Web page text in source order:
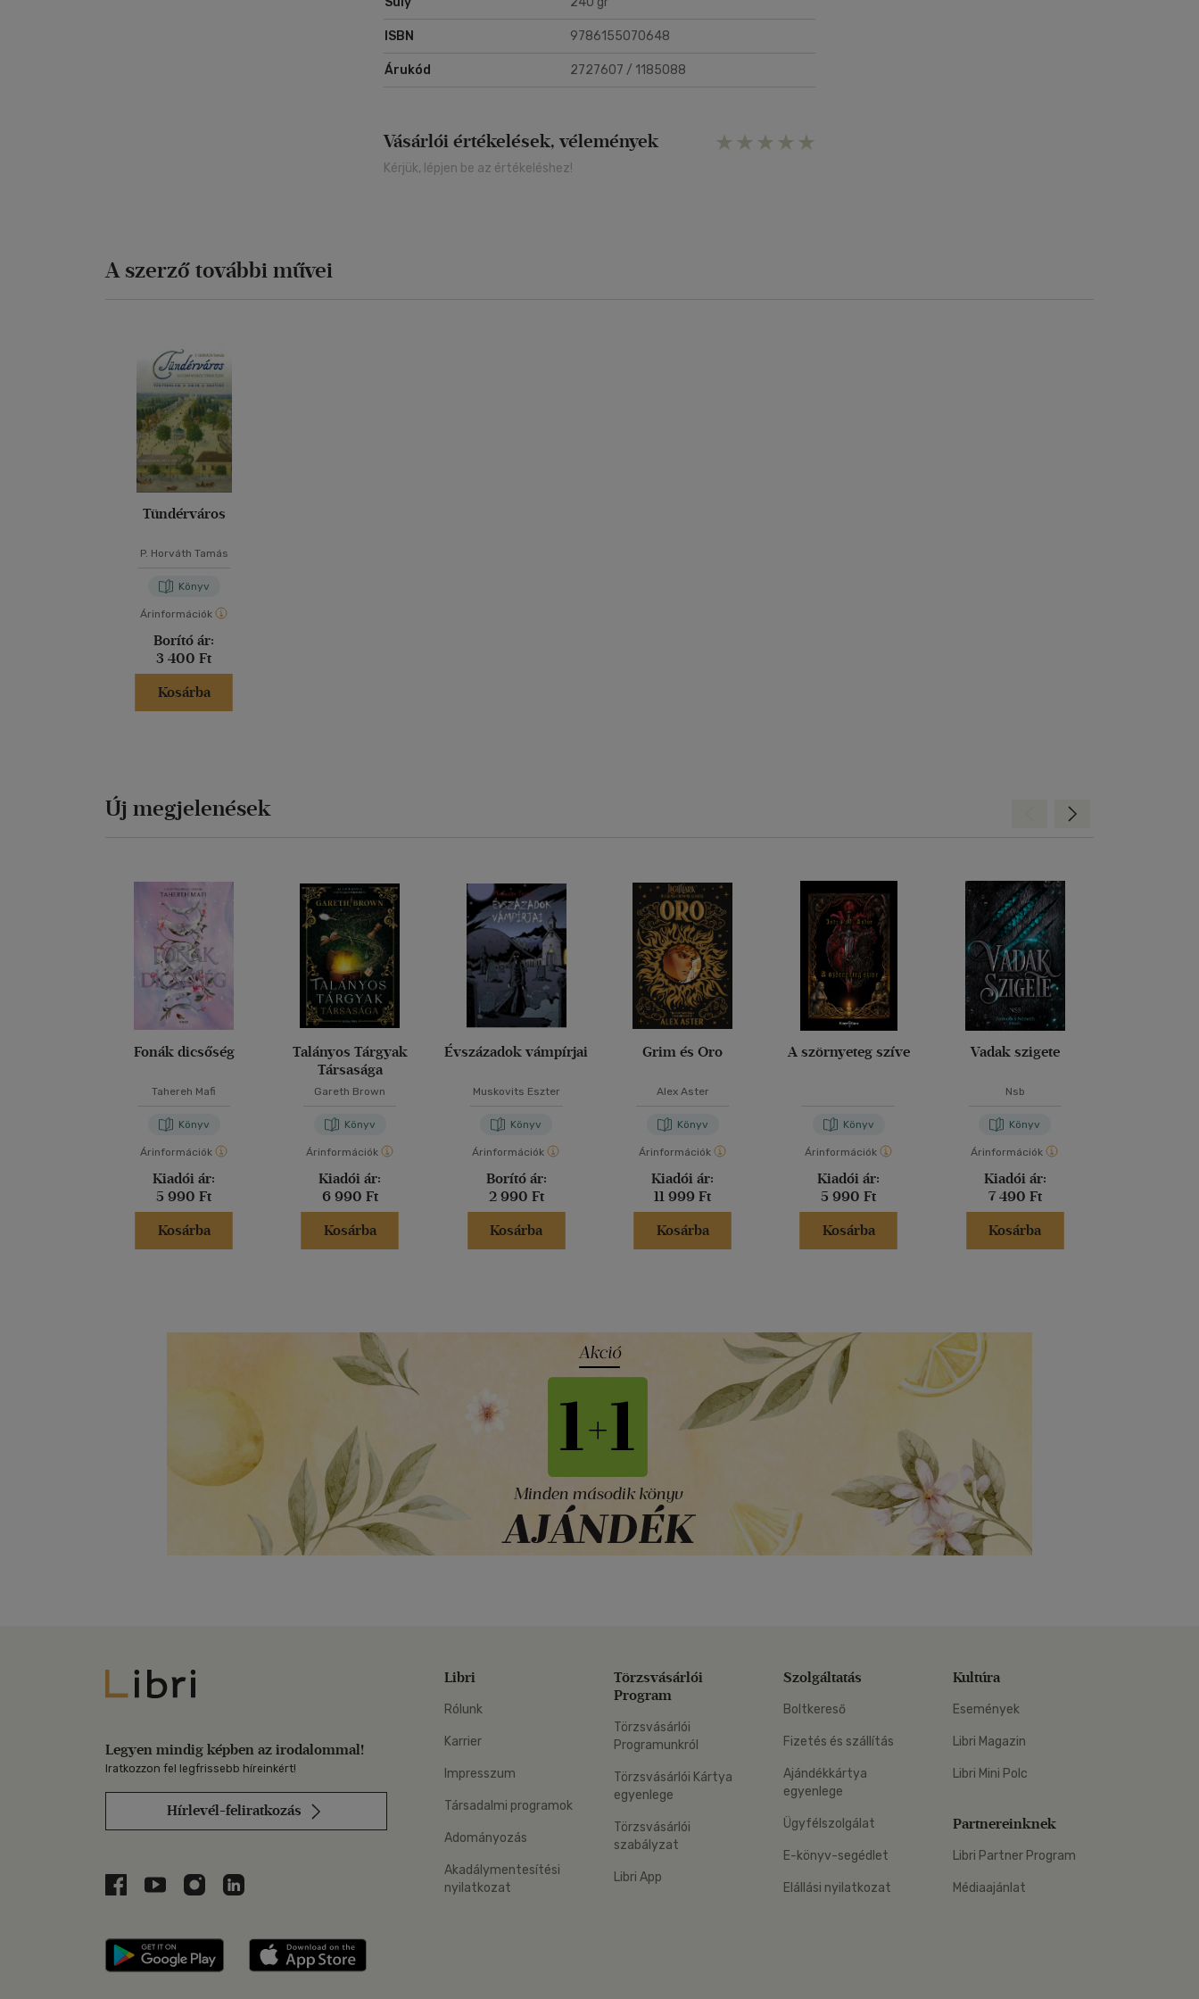
ISBN 9786155070648
Árukód 2727607 / 1185088
Vásárlói értékelések, vélemények
Kérjük, lépjen be az értékeléshez!
A szerző további művei
Tündérváros
P. Horváth Tamás
Könyv
Árinformációk
Borító ár:
3 400 Ft
Kosárba
Új megjelenések
Fonák dicsőség
Tahereh Mafi
Könyv
Árinformációk
Kiadói ár:
5 990 Ft
Kosárba
Talányos Tárgyak
Társasága
Gareth Brown
Könyv
Árinformációk
Kiadói ár:
6 990 Ft
Kosárba
Évszázadok vámpírjai
Muskovits Eszter
Könyv
Árinformációk
Borító ár:
2 990 Ft
Kosárba
Grim és Oro
Alex Aster
Könyv
Árinformációk
Kiadói ár:
11 999 Ft
Kosárba
A szörnyeteg szíve
Könyv
Árinformációk
Kiadói ár:
5 990 Ft
Kosárba
Vadak szigete
Nsb
Könyv
Árinformációk
Kiadói ár:
7 490 Ft
Kosárba
Előre
Libri
Legyen mindig képben az irodalommal!
Iratkozzon fel legfrissebb híreinkért!
Hírlevél-feliratkozás
Libri a Facebookon
Libri a Youtube-on
Libri az Instagramon
Libri a LinkedInen
Libri applikáció Szerezd meg: Google Play
Libri
Rólunk
Karrier
Impresszum
Társadalmi programok
Adományozás
Akadálymentesítési
nyilatkozat
Törzsvásárlói
Program
Törzsvásárlói
Programunkról
Törzsvásárlói Kártya
egyenlege
Törzsvásárlói
szabályzat
Libri App
Szolgáltatás
Boltkereső
Fizetés és szállítás
Ajándékkártya
egyenlege
Ügyfélszolgálat
E-könyv-segédlet
Elállási nyilatkozat
Kultúra
Események
Libri Magazin
Libri Mini Polc
Partnereinknek
Libri Partner Program
Médiaajánlat